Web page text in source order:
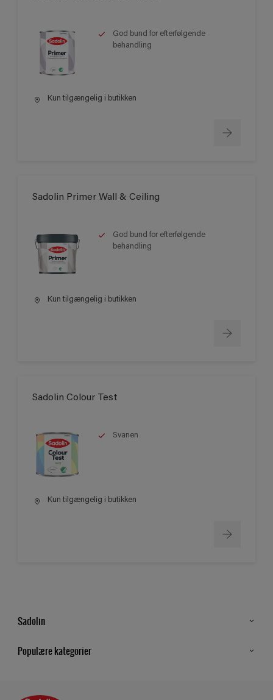
God bund for efterfølgende
behandling
Kun tilgængelig i butikken
Sadolin Primer Wall & Ceiling
God bund for efterfølgende
behandling
Kun tilgængelig i butikken
Sadolin Colour Test
Svanen
Kun tilgængelig i butikken
Sadolin
Populære kategorier